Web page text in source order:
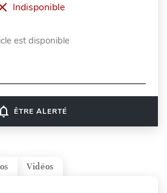
Indisponible
est disponible
ÊTRE ALERTÉ
Vidéos